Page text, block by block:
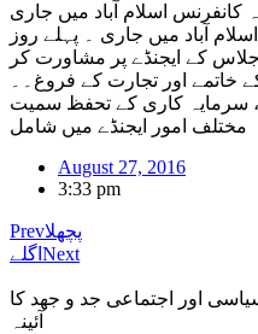
کانفرنس اسلام آباد میں جاری
آباد میں جاری ۔ پہلے روز
کے ایجنڈے پر مشاورت کر
اور تجارت کے فروغ۔۔
، سرمایہ کاری کے تحفظ سمیت
مختلف امور ایجنڈے میں شامل
August 27, 2016
3:33 pm
Prevپچھلا
اگلے Next
اور اجتماعی جد و جهد کا
آئینہ